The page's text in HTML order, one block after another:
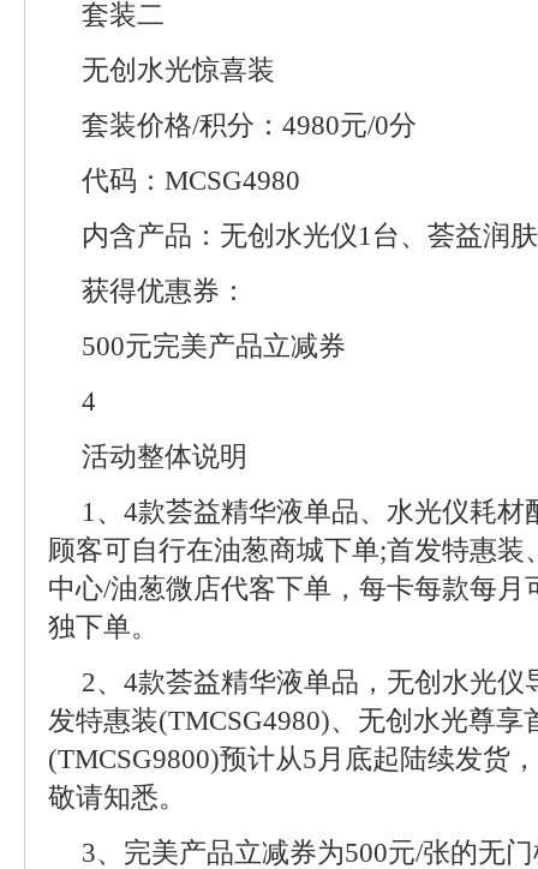
套装二
无创水光惊喜装
套装价格/积分：4980元/0分
代码：MCSG4980
内含产品：无创水光仪1台、荟益润
获得优惠券：
500元完美产品立减券
4
活动整体说明
1、4款荟益精华液单品、水光仪耗
顾客可自行在油葱商城下单;首发特惠装
中心/油葱微店代客下单，每卡每款每月
独下单。
2、4款荟益精华液单品，无创水光
发特惠装(TMCSG4980)、无创水光尊享
(TMCSG9800)预计从5月底起陆续发货
敬请知悉。
3、完美产品立减券为500元/张的无